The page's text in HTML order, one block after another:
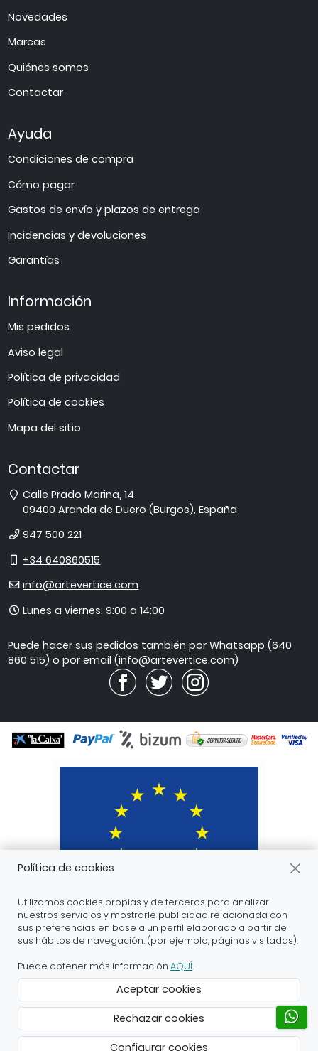
Novedades
Marcas
Quiénes somos
Contactar
Ayuda
Condiciones de compra
Cómo pagar
Gastos de envío y plazos de entrega
Incidencias y devoluciones
Garantías
Información
Mis pedidos
Aviso legal
Política de privacidad
Política de cookies
Mapa del sitio
Contactar
Dirección
Calle Prado Marina, 14
09400 Aranda de Duero (Burgos),España
Teléfono
947 500 221
Móvil
+34 640860515
E-
info@artevertice.com
Horario
atención
Lunes a viernes: 9:00 a 14:00
Puede hacer sus pedidos también por Whatsapp (640
860 515) o por email (info@artevertice.com)
apoyo a la digitalización financiados por el proyecto
DIHnamic a través del programa de investigación e
innovación “Horizonte 2020” de la Unión Europea en
virtud del acuerdo de subvención nº 824186.
Creado con Atnova Shop
Política de cookies
Utilizamos cookies propias y de terceros para analizar
nuestros servicios y mostrarle publicidad relacionada con
sus preferencias en base a un perfil elaborado a partir de
sus hábitos de navegación. (por ejemplo, páginas visitadas).
Puede obtener más informaciónAQUÍ.
Aceptar cookies
Rechazar cookies
Configurar cookies